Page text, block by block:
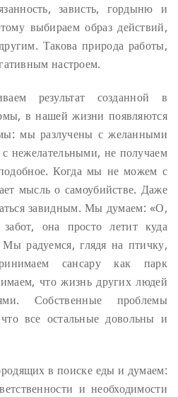
зависть, гордыню и
выбираем образ действий,
Такова природа работы,
настроем.
результат созданной в
в нашей жизни появляются
мы разлучены с желанными
с нежелательными, не получаем
Когда мы не можем с
мысль о самоубийстве. Даже
завидным. Мы думаем: «О,
она просто летит куда
Мы радуемся, глядя на птичку,
сансару как парк
что жизнь других людей
Собственные проблемы
все остальные довольны и
в поиске еды и думаем:
и необходимости